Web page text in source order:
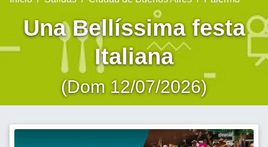
Una Bellíssima festa
Italiana
(Dom 12/07/2026)